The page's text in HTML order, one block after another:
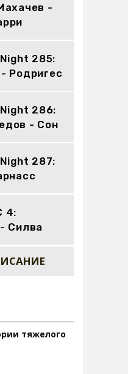
-
285:
Родригес
286:
- Сон
287:
4:
Силва
тяжелого